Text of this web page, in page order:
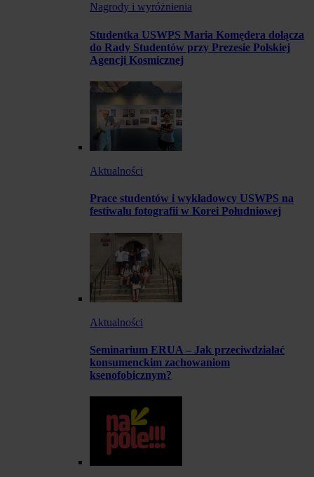
Nagrody i wyróżnienia
Studentka USWPS Maria Komędera dołącza
do Rady Studentów przy Prezesie Polskiej
Agencji Kosmicznej
Aktualności
Prace studentów i wykładowcy USWPS na
festiwalu fotografii w Korei Południowej
Aktualności
Seminarium ERUA – Jak przeciwdziałać
konsumenckim zachowaniom
ksenofobicznym?